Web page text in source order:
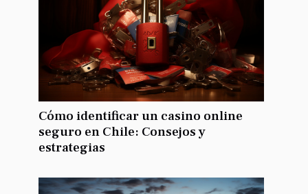
Cómo identificar un casino online
seguro en Chile: Consejos y
estrategias